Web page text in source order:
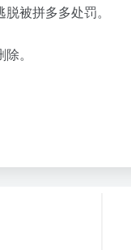
被拼多多处罚。
。